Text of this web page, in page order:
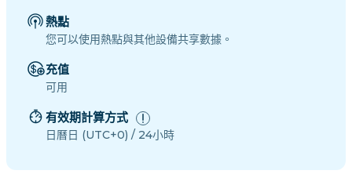
熱點
您可以使用熱點與其他設備共享數據。
充值
可用
有效期計算方式
日曆日 (UTC+0) / 24小時